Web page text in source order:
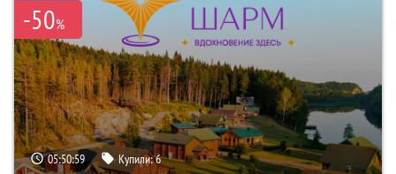
-50%
05:50:58 Купили:6